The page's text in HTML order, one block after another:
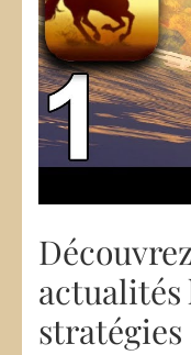
actualités
stratégies